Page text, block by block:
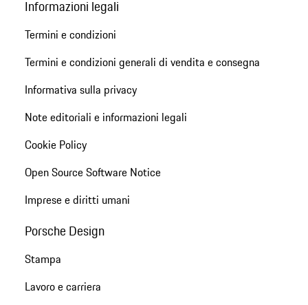
Informazioni legali
Termini e condizioni
Termini e condizioni generali di vendita e consegna
Informativa sulla privacy
Note editoriali e informazioni legali
Cookie Policy
Open Source Software Notice
Imprese e diritti umani
Porsche Design
Stampa
Lavoro e carriera